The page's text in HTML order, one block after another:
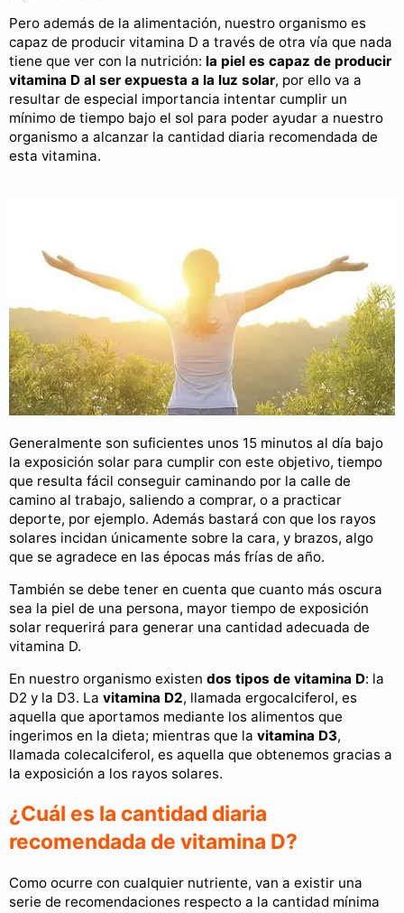
Pero además de la alimentación, nuestro organismo es
capaz de producir vitamina D a través de otra vía que nada
tiene que ver con la nutrición: la piel es capaz de producir
vitamina D al ser expuesta a la luz solar, por ello va a
resultar de especial importancia intentar cumplir un
mínimo de tiempo bajo el sol para poder ayudar a nuestro
organismo a alcanzar la cantidad diaria recomendada de
esta vitamina.
Generalmente son suficientes unos 15 minutos al día bajo
la exposición solar para cumplir con este objetivo, tiempo
que resulta fácil conseguir caminando por la calle de
camino al trabajo, saliendo a comprar, o a practicar
deporte, por ejemplo. Además bastará con que los rayos
solares incidan únicamente sobre la cara, y brazos, algo
que se agradece en las épocas más frías de año.
También se debe tener en cuenta que cuanto más oscura
sea la piel de una persona, mayor tiempo de exposición
solar requerirá para generar una cantidad adecuada de
vitamina D.
En nuestro organismo existen dos tipos de vitamina D: la
D2 y la D3. La vitamina D2, llamada ergocalciferol, es
aquella que aportamos mediante los alimentos que
ingerimos en la dieta; mientras que la vitamina D3,
llamada colecalciferol, es aquella que obtenemos gracias a
la exposición a los rayos solares.
¿Cuál es la cantidad diaria
recomendada de vitamina D?
Como ocurre con cualquier nutriente, van a existir una
serie de recomendaciones respecto a la cantidad mínima